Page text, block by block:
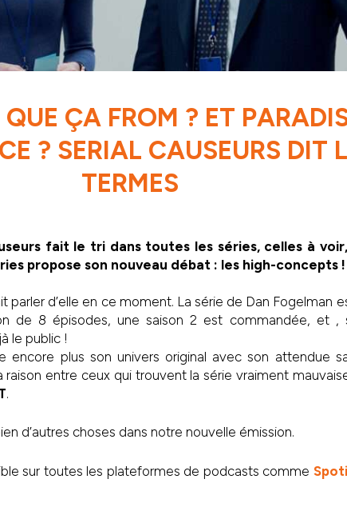
QUE ÇA FROM ? ET
? SERIAL CAUSEURS DIT
TERMES
fait le tri dans toutes les séries, celles à
propose son nouveau débat : les high-concepts !
parler d’elle en ce moment. La série de Dan Fogelman
de 8 épisodes, une saison 2 est commandée, et ,
le public !
encore plus son univers original avec son attendue
raison entre ceux qui trouvent la série vraiment
.
d’autres choses dans notre nouvelle émission.
sur toutes les plateformes de podcasts comme